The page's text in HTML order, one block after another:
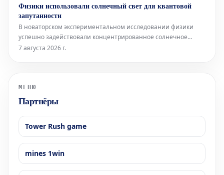
Самуэл Соареш Защитники: Александер Ба
Физики использовали солнечный свет для квантовой
запутанности
В новаторском экспериментальном исследовании физики
успешно задействовали концентрированное солнечное
излучение для генерации квантово-запутанных фотонов. Это
7 августа 2026 г.
МЕНЮ
Партнёры
Tower Rush game
mines 1win